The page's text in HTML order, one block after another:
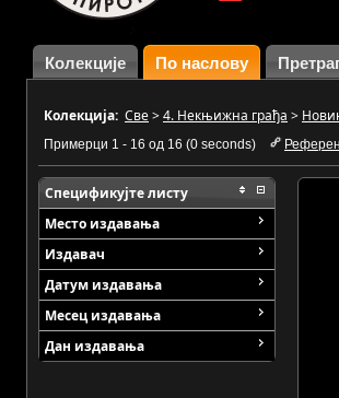
Колекције По наслову
Колекција: Све>4. Некњижна грађа >
Примерци 1 - 16 од 16 (0 seconds)
Спецификујте листу
Место издавања
Издавач
Датум издавања
Месец издавања
Дан издавања